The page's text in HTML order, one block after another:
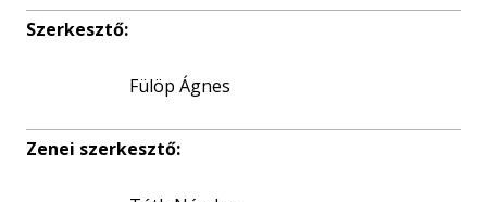
Szerkesztő:
Fülöp Ágnes
Zenei szerkesztő: